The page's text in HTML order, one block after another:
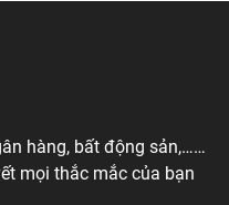
hàng, bất động sản,……
mọi thắc mắc của bạn